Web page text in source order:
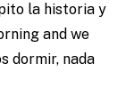
la historia y
and we
dormir, nada